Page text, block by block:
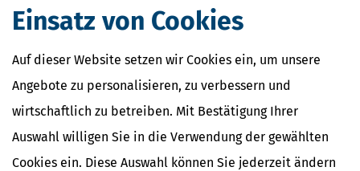
Einsatz von Cookies
Auf dieser Website setzen wir Cookies ein, um unsere
Angebote zu personalisieren, zu verbessern und
wirtschaftlich zu betreiben. Mit Bestätigung Ihrer
Auswahl willigen Sie in die Verwendung der gewählten
Cookies ein. Diese Auswahl können Sie jederzeit ändern
Kostenlose Steuertipps & News